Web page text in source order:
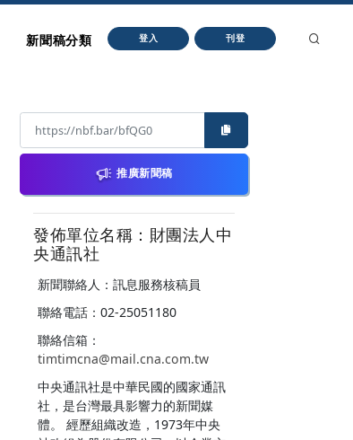
新聞稿分類 登入 刊登
推廣新聞稿
發佈單位名稱：財團法人中
央通訊社
新聞聯絡人：訊息服務核稿員
聯絡電話：02-25051180
聯絡信箱：
timtimcna@mail.cna.com.tw
中央通訊社是中華民國的國家通訊
社，是台灣最具影響力的新聞媒
體。 經歷組織改造，1973年中央